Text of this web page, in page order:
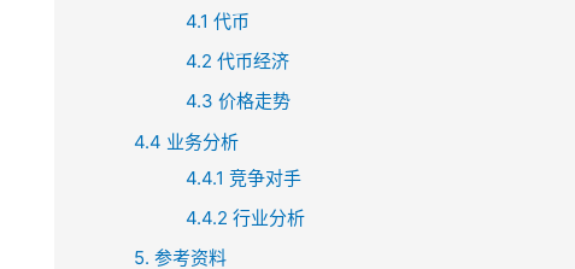
4.1 代币
4.2 代币经济
4.3 价格走势
4.4 业务分析
4.4.1 竞争对手
4.4.2 行业分析
5. 参考资料